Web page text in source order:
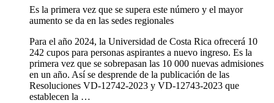
Es la primera vez que se supera este número y el mayor
aumento se da en las sedes regionales
​​​​​​Para el año 2024, la Universidad de Costa Rica ofrecerá 10
242 cupos para personas aspirantes a nuevo ingreso. Es la
primera vez que se sobrepasan las 10 000 nuevas admisiones
en un año. Así se desprende de la publicación de las
Resoluciones VD-12742-2023 y VD-12743-2023 que
establecen la …